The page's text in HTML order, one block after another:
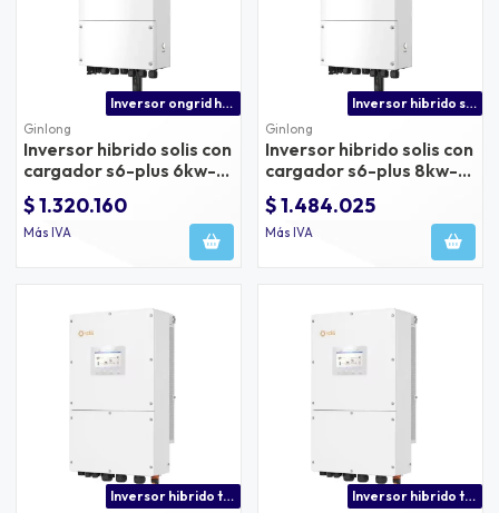
Inversor ongrid hibrido solis 6kw
Ginlong
Inversor hibrido solis con
cargador s6-plus 6kw-
48v
$ 1.320.160
Más IVA
Inversor hibrido solar 8kw con certificado sec
Ginlong
Inversor hibrido solis con
cargador s6-plus 8kw-
48v
$ 1.484.025
Más IVA
Inversor hibrido trifásico 30kw compatible con batería dyness hv Inversor hibrido trifásico 50kw compatible con baterías de litio dyness hv